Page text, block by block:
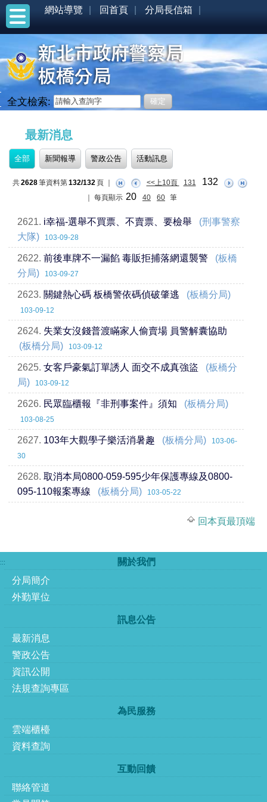
網站導覽 回首頁 分局長信箱
全文檢索:
最新消息
全部 新聞報導 警政公告 活動訊息
共2628筆資料第132/132頁 <<上10頁 131 132
每頁顯示 20 40 60 筆
2621. i幸福-選舉不買票、不賣票、要檢舉
(刑事警察
大隊)
103-09-28
2622. 前後車牌不一漏餡 毒販拒捕落網還襲警
(板橋
分局)
103-09-27
2623. 關鍵熱心碼 板橋警依碼偵破肇逃 (板橋分局)
103-09-12
2624. 失業女沒錢普渡瞞家人偷賣場 員警解囊協助
(板橋分局)
103-09-12
2625. 女客戶豪氣訂單誘人 面交不成真強盜
(板橋分
局)
103-09-12
2626. 民眾臨櫃報『非刑事案件』須知 (板橋分局)
103-08-25
2627. 103年大觀學子樂活消暑趣 (板橋分局)
103-06-
30
2628. 取消本局0800-059-595少年保護專線及0800-
095-110報案專線
(板橋分局) 103-05-22
回本頁最頂端
:::
關於我們
分局簡介
外勤單位
訊息公告
最新消息
警政公告
資訊公開
法規查詢專區
為民服務
雲端櫃檯
資料查詢
互動回饋
聯絡管道